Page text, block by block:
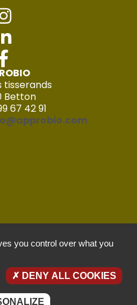
tisserands
Betton
67 42 91
légales
you control over what you
DENY ALL COOKIES